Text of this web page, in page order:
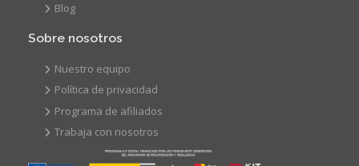
Blog
Sobre nosotros
Nuestro equipo
Política de privacidad
Programa de afiliados
Trabaja con nosotros